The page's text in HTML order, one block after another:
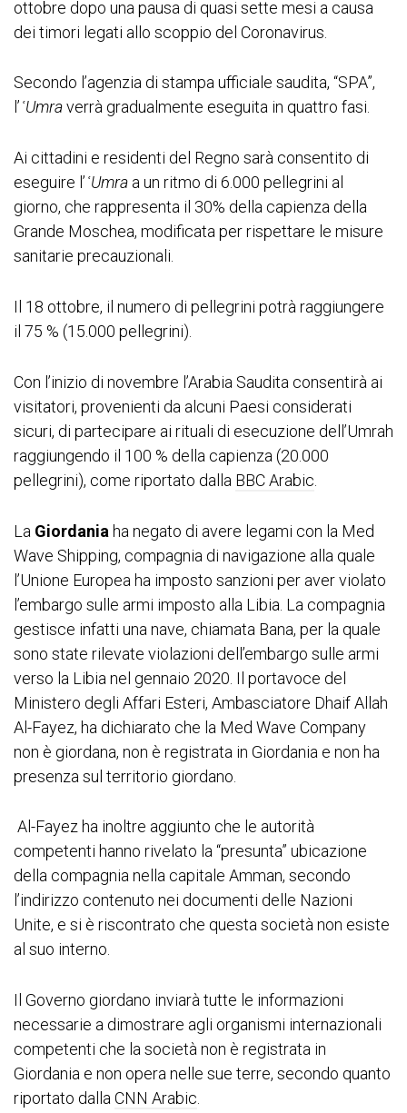
ottobre dopo una pausa di quasi sette mesi a causa
dei timori legati allo scoppio del Coronavirus.
Secondo l’agenzia di stampa ufficiale saudita, “SPA”,
l’ʿUmraverrà gradualmente eseguita in quattro fasi.
Ai cittadini e residenti del Regno sarà consentito di
eseguire l’ʿUmra a un ritmo di 6.000 pellegrini al
giorno, che rappresenta il 30% della capienza della
Grande Moschea, modificata per rispettare le misure
sanitarie precauzionali.
Il 18 ottobre, il numero di pellegrini potrà raggiungere
il 75 % (15.000 pellegrini).
Con l’inizio di novembre l’Arabia Saudita consentirà ai
visitatori, provenienti da alcuni Paesi considerati
sicuri, di partecipare ai rituali di esecuzione dell’Umrah
raggiungendo il 100 % della capienza (20.000
pellegrini), come riportato dalla BBC Arabic
La Giordania ha negato di avere legami con la Med
Wave Shipping, compagnia di navigazione alla quale
l’Unione Europea ha imposto sanzioni per aver violato
l’embargo sulle armi imposto alla Libia. La compagnia
gestisce infatti una nave, chiamata Bana, per la quale
sono state rilevate violazioni dell’embargo sulle armi
verso la Libia nel gennaio 2020. Il portavoce del
Ministero degli Affari Esteri, Ambasciatore Dhaif Allah
Al-Fayez, ha dichiarato che la Med Wave Company
non è giordana, non è registrata in Giordania e non ha
presenza sul territorio giordano.
Al-Fayez ha inoltre aggiunto che le autorità
competenti hanno rivelato la “presunta” ubicazione
della compagnia nella capitale Amman, secondo
l’indirizzo contenuto nei documenti delle Nazioni
Unite, e si è riscontrato che questa società non esiste
al suo interno.
Il Governo giordano inviarà tutte le informazioni
necessarie a dimostrare agli organismi internazionali
competenti che la società non è registrata in
Giordania e non opera nelle sue terre, secondo quanto
riportato dalla CNN Arabic